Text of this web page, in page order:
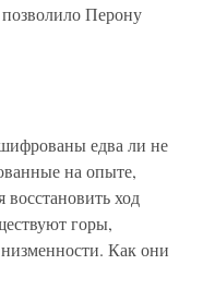
Перону
едва ли не
на опыте,
ход
горы,
Как они